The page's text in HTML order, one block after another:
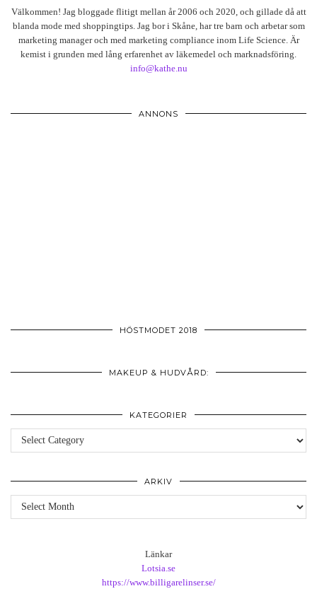
Välkommen! Jag bloggade flitigt mellan år 2006 och 2020, och gillade då att
blanda mode med shoppingtips. Jag bor i Skåne, har tre barn och arbetar som
marketing manager och med marketing compliance inom Life Science. Är
kemist i grunden med lång erfarenhet av läkemedel och marknadsföring.
info@kathe.nu
ANNONS
HÖSTMODET 2018
MAKEUP & HUDVÅRD:
KATEGORIER
Kategorier
ARKIV
Arkiv
Länkar
Lotsia.se
https://www.billigarelinser.se/